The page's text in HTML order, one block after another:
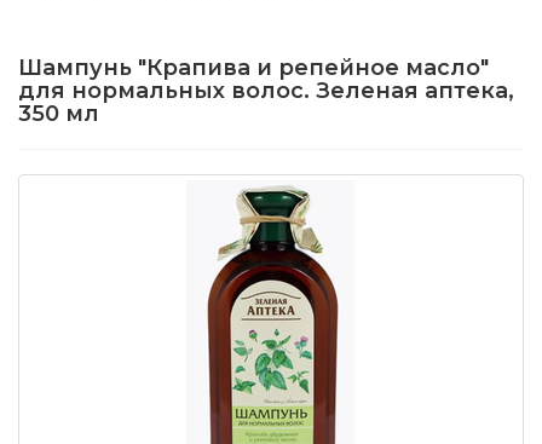
Шампунь "Крапива и репейное масло"
для нормальных волос. Зеленая аптека,
350 мл